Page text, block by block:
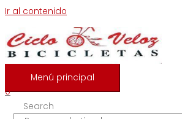
Ir al contenido
Menú principal
0
Search